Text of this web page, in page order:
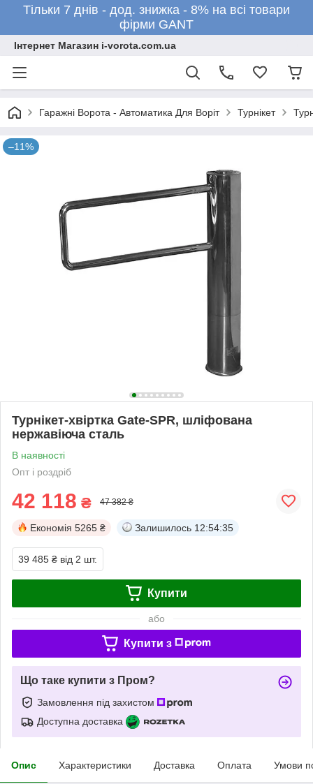
Тільки 7 днів - дод. знижка - 8% на всі товари
фірми GANT
Інтернет Магазин i-vorota.com.ua
Гаражні Ворота - Автоматика Для Воріт Турнікет
–11%
Турнікет-хвіртка Gate-SPR, шліфована
нержавіюча сталь
В наявності
Опт і роздріб
42 118 ₴ 47 382 ₴
Економія 5265 ₴ Залишилось 12:54:35
39 485 ₴ від 2 шт.
Купити
або
Купити з
Що таке купити з Пром?
Замовлення під захистом
Доступна доставка
Опис Характеристики Доставка Оплата Умови